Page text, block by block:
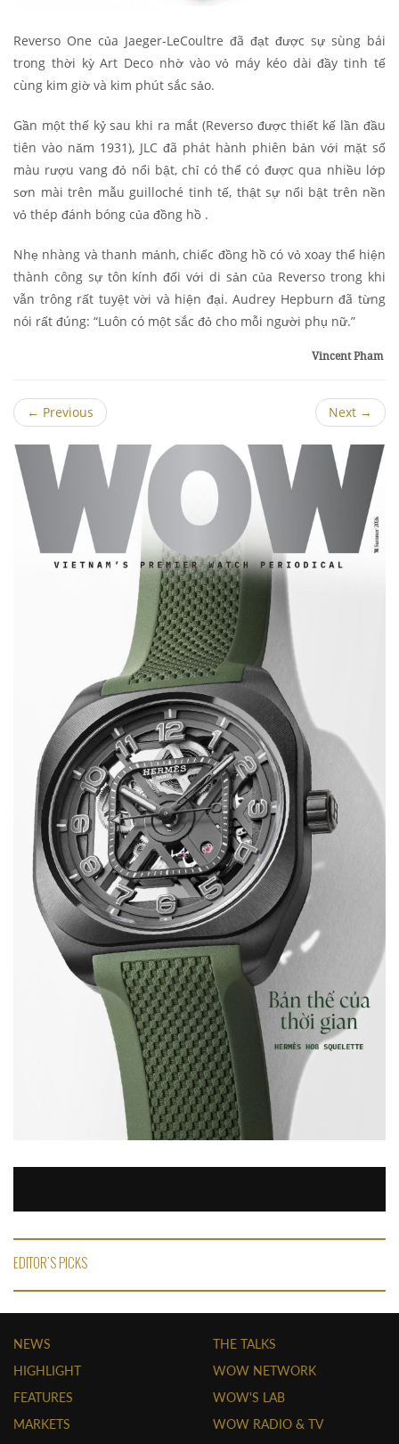
Reverso One của Jaeger-LeCoultre đã đạt được sự sùng bái
trong thời kỳ Art Deco nhờ vào vỏ máy kéo dài đầy tinh tế
cùng kim giờ và kim phút sắc sảo.
Gần một thế kỷ sau khi ra mắt (Reverso được thiết kế lần đầu
tiên vào năm 1931), JLC đã phát hành phiên bản với mặt số
màu rượu vang đỏ nổi bật, chỉ có thể có được qua nhiều lớp
sơn mài trên mẫu guilloché tinh tế, thật sự nổi bật trên nền
vỏ thép đánh bóng của đồng hồ .
Nhẹ nhàng và thanh mảnh, chiếc đồng hồ có vỏ xoay thể hiện
thành công sự tôn kính đối với di sản của Reverso trong khi
vẫn trông rất tuyệt vời và hiện đại. Audrey Hepburn đã từng
nói rất đúng: “Luôn có một sắc đỏ cho mỗi người phụ nữ.”
Vincent Pham
← Previous Next →
EDITOR'S PICKS
NEWS
HIGHLIGHT
FEATURES
MARKETS
THE TALKS
WOW NETWORK
WOW'S LAB
WOW RADIO & TV